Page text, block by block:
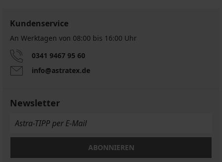
Demi
ohne
23,79
€
€
Kundenservice
An Werktagen von 08:00 bis 16:00 Uhr
0341 9467 95 60
info@astratex.de
Newsletter
ABONNIEREN